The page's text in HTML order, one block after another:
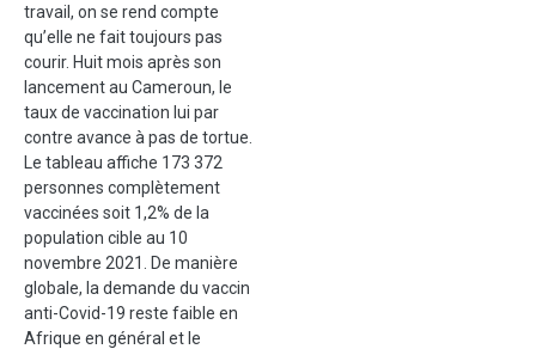
travail, on se rend compte
qu’elle ne fait toujours pas
courir. Huit mois après son
lancement au Cameroun, le
taux de vaccination lui par
contre avance à pas de tortue.
Le tableau affiche 173 372
personnes complètement
vaccinées soit 1,2% de la
population cible au 10
novembre 2021. De manière
globale, la demande du vaccin
anti-Covid-19 reste faible en
Afrique en général et le